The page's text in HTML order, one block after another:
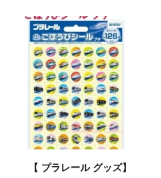
【 プラレール グッズ】